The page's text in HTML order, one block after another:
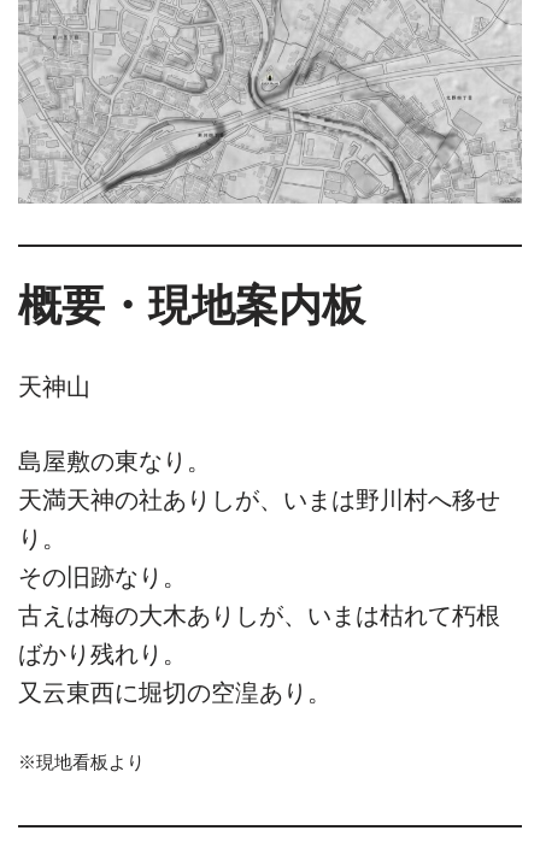
概要・現地案内板
天神山
島屋敷の東なり。
天満天神の社ありしが、いまは野川村へ移せ
り。
その旧跡なり。
古えは梅の大木ありしが、いまは枯れて朽根
ばかり残れり。
又云東西に堀切の空湟あり。
※現地看板より